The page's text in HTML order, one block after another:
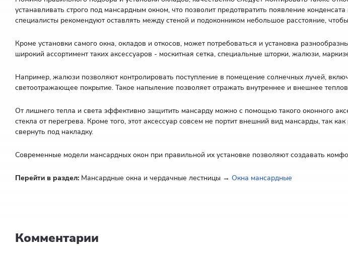
устанавливать строго под мансардным окном, что позволит предотвратить появление
специалисты рекомендуют оставлять между стеной и подоконником небольшое расстояние,
Кроме установки самого окна, окладов и откосов, может потребоваться и установка
широкий ассортимент таких аксессуаров - москитная сетка, специальные шторки, жалюзи,
Например, жалюзи позволяют контролировать поступление в помещение солнечных лучей,
светоотражающее покрытие. Такое напыление позволяет отражать внутреннее и внешнее
От лишнего тепла и света эффективно защитить мансарду можно с помощью такого оконного
стекла от перегрева. Кроме того, этот аксессуар совсем не портит внешний вид мансарды, так
свернуть под накладку.
Современные модели мансардных окон при правильной их установке позволяют создавать
Перейти в раздел: Мансардные окна и чердачные лестницы → Окна мансардные
Комментарии